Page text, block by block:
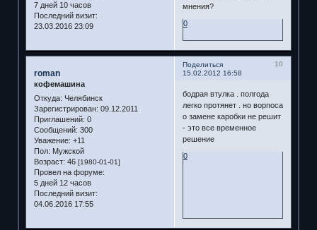
7 дней 10 часов
Последний визит:
23.03.2016 23:09
мнения?
0
Поделиться
10
15.02.2012 16:58
roman
кофемашина
Откуда: Челябинск
Зарегистрирован: 09.12.2011
Приглашений: 0
Сообщений: 300
Уважение: +11
Пол: Мужской
Возраст: 46 [1980-01-01]
Провел на форуме:
5 дней 12 часов
Последний визит:
04.06.2016 17:55
бодрая втулка . полгода
легко протянет . но ворпоса
о замене каробки не решит
- это все временное
решение
0